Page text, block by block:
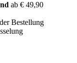
ab € 49,90
Bestellung